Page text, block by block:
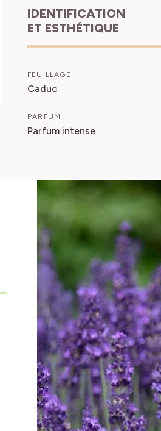
IDENTIFICATION
ET ESTHÉTIQUE
FEUILLAGE
Caduc
PARFUM
Parfum intense